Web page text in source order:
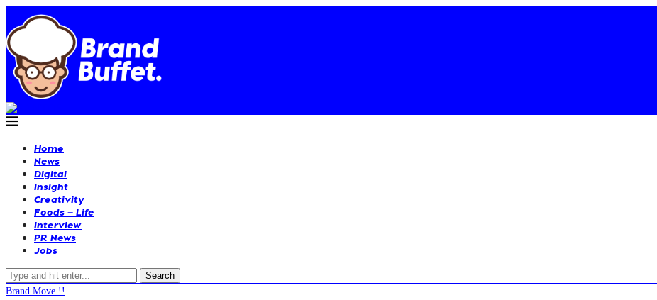
Home
News
Digital
Insight
Creativity
Foods – Life
Interview
PR News
Jobs
Search
Brand Move !!